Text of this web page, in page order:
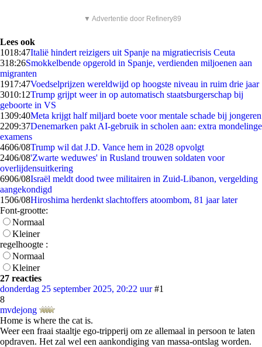
▼ Advertentie door Refinery89
Lees ook
1018:47Italië hindert reizigers uit Spanje na migratiecrisis Ceuta
318:26Smokkelbende opgerold in Spanje, verdienden miljoenen aan
migranten
1917:47Voedselprijzen wereldwijd op hoogste niveau in ruim drie jaar
3010:12Trump grijpt weer in op automatisch staatsburgerschap bij
geboorte in VS
1309:40Meta krijgt half miljard boete voor mentale schade bij jongeren
2209:37Denemarken pakt AI-gebruik in scholen aan: extra mondelinge
examens
4606/08Trump wil dat J.D. Vance hem in 2028 opvolgt
2406/08'Zwarte weduwes' in Rusland trouwen soldaten voor
overlijdensuitkering
6906/08Israël meldt dood twee militairen in Zuid-Libanon, vergelding
aangekondigd
1506/08Hiroshima herdenkt slachtoffers atoombom, 81 jaar later
Font-grootte:
Normaal
Kleiner
regelhoogte :
Normaal
Kleiner
27 reacties
donderdag 25 september 2025, 20:22 uur #1
8
mvdejong
Home is where the cat is.
Weer een fraai staaltje ego-tripperij om ze allemaal in persoon te laten
opdraven. Het zal wel een aankondiging van massa-ontslag worden.